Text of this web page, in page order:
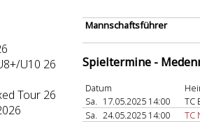
U10 26
Tour 26
Mannschaftsführer
Spieltermine -
Datum
Sa. 17.05.2025 14:00
TC
Sa. 24.05.2025 14:00
TC